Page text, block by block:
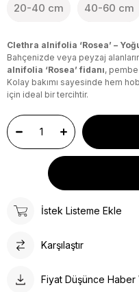
20-40 cm 40-60 cm
Clethra alnifolia ‘Rosea’ –
Bahçenizde veya peyzaj
alnifolia ‘Rosea’ fidanı, pembe
Kolay bakımı sayesinde hem
için ideal bir tercihtir.
İstek Listeme Ekle
Karşılaştır
Fiyat Düşünce Haber